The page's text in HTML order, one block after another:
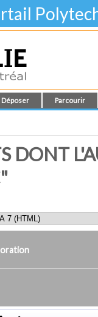
Déposer Parcourir
DONT